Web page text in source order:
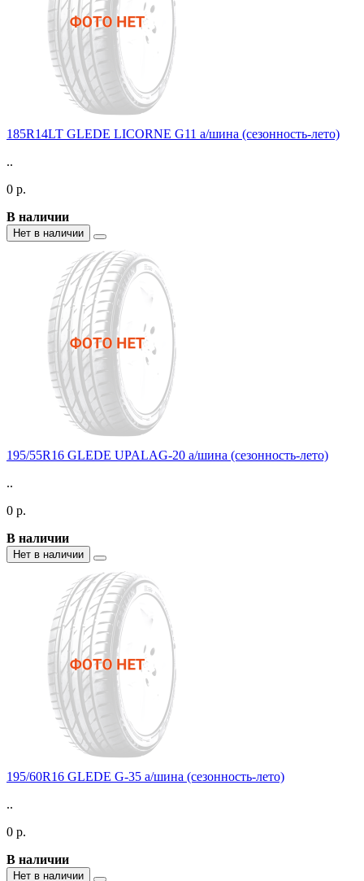
185R14LT GLEDE LICORNE G11 а/шина (сезонность-лето)
..
0 р.
В наличии
Нет в наличии
195/55R16 GLEDE UPALAG-20 а/шина (сезонность-лето)
..
0 р.
В наличии
Нет в наличии
195/60R16 GLEDE G-35 а/шина (сезонность-лето)
..
0 р.
В наличии
Нет в наличии